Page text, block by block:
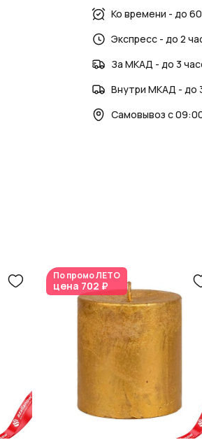
Еще больше идей по
цветах
Ко времени - до
Экспресс - до 2
За МКАД - до 3
Внутри МКАД - до
Самовывоз с
По промоЛЕТО
цена 702 ₽